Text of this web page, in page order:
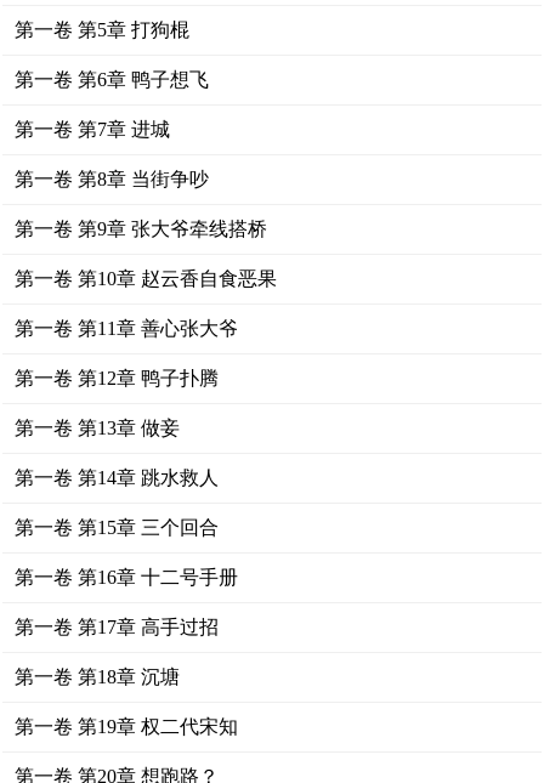
第一卷 第5章 打狗棍
第一卷 第6章 鸭子想飞
第一卷 第7章 进城
第一卷 第8章 当街争吵
第一卷 第9章 张大爷牵线搭桥
第一卷 第10章 赵云香自食恶果
第一卷 第11章 善心张大爷
第一卷 第12章 鸭子扑腾
第一卷 第13章 做妾
第一卷 第14章 跳水救人
第一卷 第15章 三个回合
第一卷 第16章 十二号手册
第一卷 第17章 高手过招
第一卷 第18章 沉塘
第一卷 第19章 权二代宋知
第一卷 第20章 想跑路？